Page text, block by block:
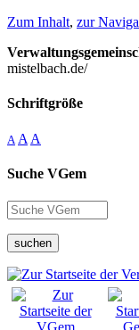
Zum Inhalt, zur
mistelbach.de/
Schriftgröße
A A A
Suche VGem
suchen